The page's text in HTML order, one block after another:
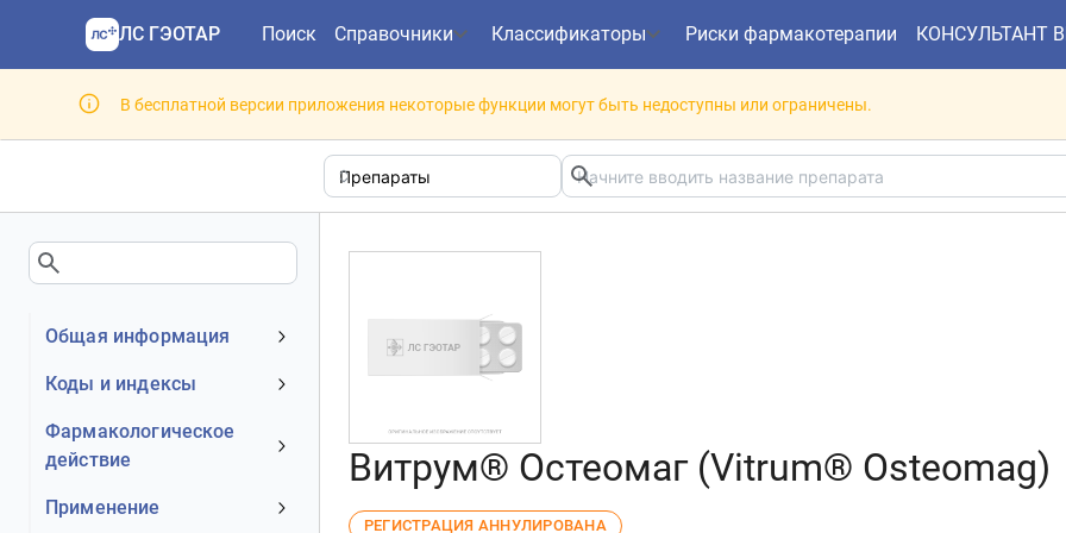
ЛС ГЭОТАР Поиск Справочники Классификаторы Риски фармакотерапии КОНСУЛЬТАНТ
В бесплатной версии приложения некоторые функции могут быть недоступны или ограничены.
Общая информация
Устаревшее наименование
Номер регистрационного
удостоверения РФ
Действующее вещество
Коды и индексы
АТХ код
МКБ-10 код
Фармакологическое
действие
Механизм действия
Применение
Витрум® Остеомаг (Vitrum® Osteomag)
РЕГИСТРАЦИЯ АННУЛИРОВАНА